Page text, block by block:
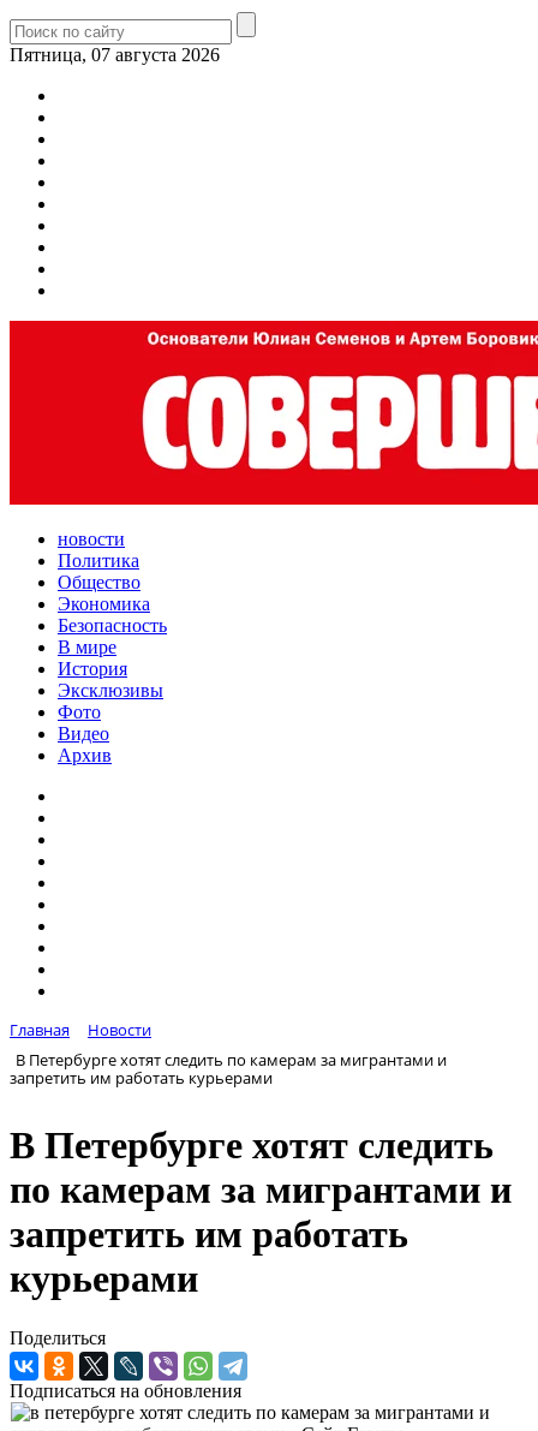
Пятница, 07 августа 2026
новости
Политика
Общество
Экономика
Безопасность
В мире
История
Эксклюзивы
Фото
Видео
Архив
Главная
Новости
В Петербурге хотят следить по камерам за мигрантами и
запретить им работать курьерами
В Петербурге хотят следить
по камерам за мигрантами и
запретить им работать
курьерами
Поделиться
Подписаться на обновления